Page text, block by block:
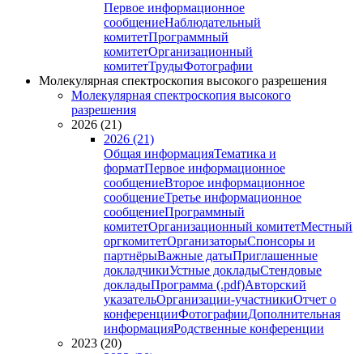
Первое информационное
сообщениеНаблюдательный
комитетПрограммный
комитетОрганизационный
комитетТрудыФотографии
Молекулярная спектроскопия высокого разрешения
Молекулярная спектроскопия высокого
разрешения
2026 (21)
2026 (21)
Общая информацияТематика и
форматПервое информационное
сообщениеВторое информационное
сообщениеТретье информационное
сообщениеПрограммный
комитетОрганизационный комитетМестный
оргкомитетОрганизаторыСпонсоры и
партнёрыВажные датыПриглашенные
докладчикиУстные докладыСтендовые
докладыПрограмма (.pdf)Авторский
указательОрганизации-участникиОтчет о
конференцииФотографииДополнительная
информацияРодственные конференции
2023 (20)